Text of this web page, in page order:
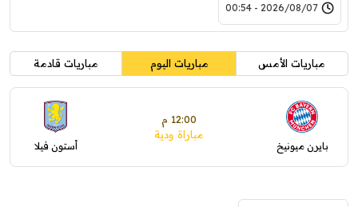
2026/08/07 - 00:54
مباريات الأمس مباريات اليوم مباريات قادمة
بايرن ميونيخ
12:00 م
مباراة ودية
أستون فيلا